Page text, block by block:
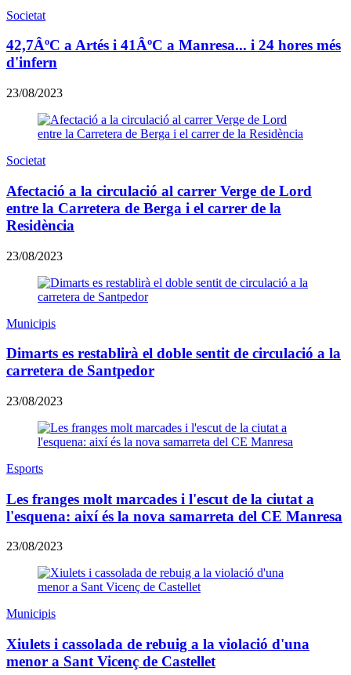
Societat
42,7ÂºC a Artés i 41ÂºC a Manresa... i 24 hores més
d'infern
23/08/2023
Societat
Afectació a la circulació al carrer Verge de Lord
entre la Carretera de Berga i el carrer de la
Residència
23/08/2023
Municipis
Dimarts es restablirà el doble sentit de circulació a la
carretera de Santpedor
23/08/2023
Esports
Les franges molt marcades i l'escut de la ciutat a
l'esquena: així és la nova samarreta del CE Manresa
23/08/2023
Municipis
Xiulets i cassolada de rebuig a la violació d'una
menor a Sant Vicenç de Castellet